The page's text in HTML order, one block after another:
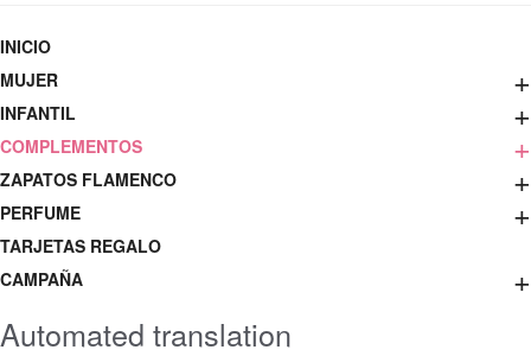
INICIO
+
MUJER
+
INFANTIL
+
COMPLEMENTOS
+
ZAPATOS FLAMENCO
+
PERFUME
TARJETAS REGALO
+
CAMPAÑA
Automated translation